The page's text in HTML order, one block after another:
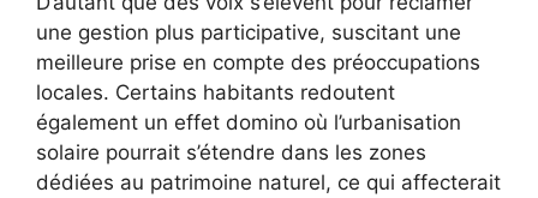
une gestion plus participative, suscitant une
meilleure prise en compte des préoccupations
locales. Certains habitants redoutent
également un effet domino où l’urbanisation
solaire pourrait s’étendre dans les zones
dédiées au patrimoine naturel, ce qui affecterait